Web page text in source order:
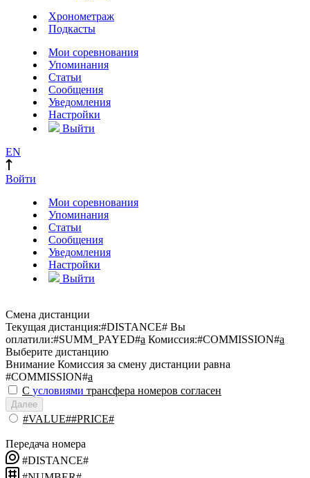
Хронометраж
Подкасты
Мои соревнования
Упоминания
Статьи
Сообщения
Уведомления
Настройки
Выйти
EN
Войти
Мои соревнования
Упоминания
Статьи
Сообщения
Уведомления
Настройки
Выйти
Смена дистанции
Текущая дистанция:#DISTANCE# Вы
оплатили:#SUMM_PAYED#a Комиссия:#COMMISSION#a
Выберите дистанцию
Внимание Комиссия за смену дистанции равна
#COMMISSION#a
С условиями трансфера номеров согласен
Далее
#VALUE##PRICE#
Передача номера
#DISTANCE#